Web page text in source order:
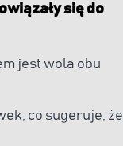
się do
jest wola obu
co sugeruje, że